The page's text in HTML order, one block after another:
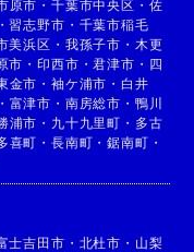
原市 ・ 千葉市中央区 ・ 佐
・習志野市 ・ 千葉市稲毛
美浜区 ・ 我孫子市 ・ 木更
市 ・印西市 ・君津市 ・ 四
金市 ・ 袖ケ浦市 ・ 白井
・ 富津市 ・ 南房総市 ・ 鴨川
浦市 ・ 九十九里町 ・ 多古
喜町 ・ 長南町 ・鋸南町 ・
士吉田市 ・ 北杜市 ・ 山梨